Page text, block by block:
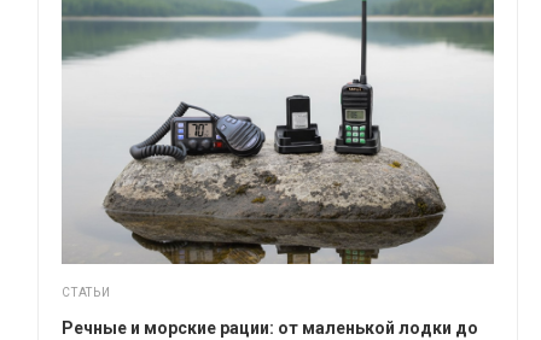
СТАТЬИ
Речные и морские рации: от маленькой лодки до